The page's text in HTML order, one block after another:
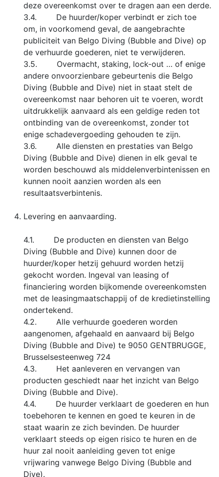
deze overeenkomst over te dragen aan een derde.
3.4. De huurder/koper verbindt er zich toe
om, in voorkomend geval, de aangebrachte
publiciteit van Belgo Diving (Bubble and Dive) op
de verhuurde goederen, niet te verwijderen.
3.5. Overmacht, staking, lock-out … of enige
andere onvoorzienbare gebeurtenis die Belgo
Diving (Bubble and Dive) niet in staat stelt de
overeenkomst naar behoren uit te voeren, wordt
uitdrukkelijk aanvaard als een geldige reden tot
ontbinding van de overeenkomst, zonder tot
enige schadevergoeding gehouden te zijn.
3.6. Alle diensten en prestaties van Belgo
Diving (Bubble and Dive) dienen in elk geval te
worden beschouwd als middelenverbintenissen en
kunnen nooit aanzien worden als een
resultaatsverbintenis.
Levering en aanvaarding.
4.1. De producten en diensten van Belgo
Diving (Bubble and Dive) kunnen door de
huurder/koper hetzij gehuurd worden hetzij
gekocht worden. Ingeval van leasing of
financiering worden bijkomende overeenkomsten
met de leasingmaatschappij of de kredietinstelling
ondertekend.
4.2. Alle verhuurde goederen worden
aangenomen, afgehaald en aanvaard bij Belgo
Diving (Bubble and Dive) te 9050 GENTBRUGGE,
Brusselsesteenweg 724
4.3. Het aanleveren en vervangen van
producten geschiedt naar het inzicht van Belgo
Diving (Bubble and Dive).
4.4. De huurder verklaart de goederen en hun
toebehoren te kennen en goed te keuren in de
staat waarin ze zich bevinden. De huurder
verklaart steeds op eigen risico te huren en de
huur zal nooit aanleiding geven tot enige
vrijwaring vanwege Belgo Diving (Bubble and
Dive).